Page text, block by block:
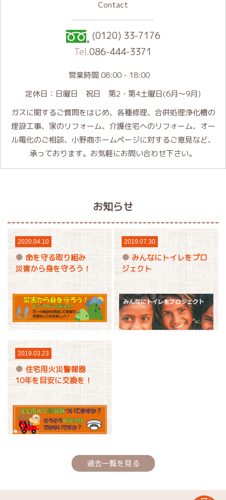
Contact
(0120) 33-7176
Tel.086-444-3371
営業時間 08:00 - 18:00
定休日：日曜日 祝日 第2・第4土曜日(6月～9月)
ガスに関するご質問をはじめ、各種修理、合併処理浄化槽の
埋設工事、家のリフォーム、介護住宅へのリフォーム、オー
ル電化のご相談、小野商ホームページに対するご意見など、
承っております。お気軽にお問い合わせ下さい。
お知らせ
2020.04.10
命を守る取り組み
災害から身を守ろう！
2019.07.30
みんなにトイレをプロ
ジェクト
2019.03.23
住宅用火災警報器
10年を目安に交換を！
過去一覧を見る